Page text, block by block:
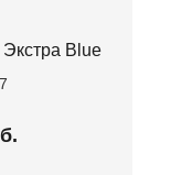
Blue